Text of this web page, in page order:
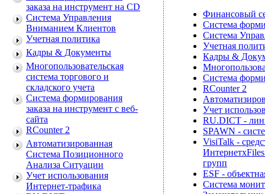
заказа на инструмент на CD
Система Управления
Вниманием Клиентов
Учетная политика
Кадры & Документы
Многопользовательская
система торгового и
складского учета
Система формирования
заказа на инструмент с веб-
сайта
RCounter 2
Автоматизированная
Система Позиционного
Анализа Ситуации
Учет использования
Интернет-трафика
Финансовый
Система
Система
Учетная
Кадры &
Система
RCounter 2
Учет
RU.DICT -
SPAWN -
VisiTalk -
Интернет
групп
ESF -
Система